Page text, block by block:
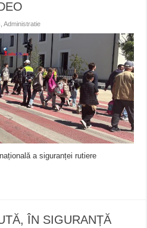
,Administratie
a siguranței rutiere
ÎN SIGURANȚĂ